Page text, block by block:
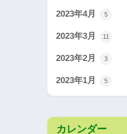
2023年4月 5
2023年3月 11
2023年2月 3
2023年1月 5
カレンダー